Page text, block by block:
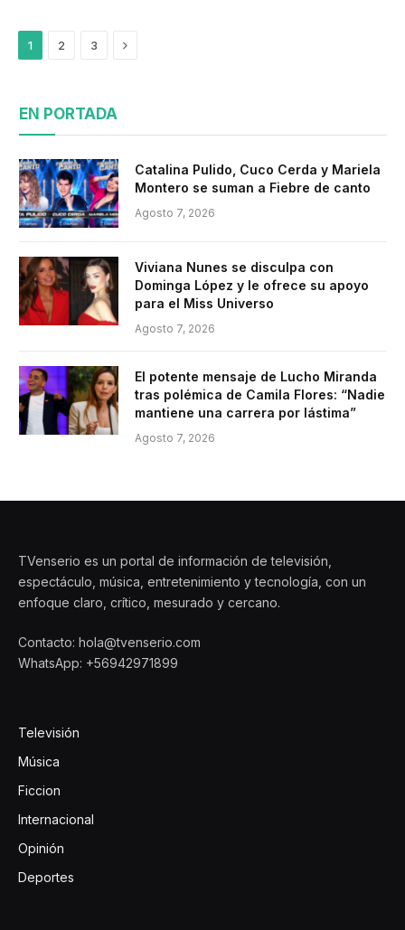
1 2 3 Siguiente
EN PORTADA
Catalina Pulido, Cuco Cerda y Mariela
Montero se suman a Fiebre de canto
Agosto 7, 2026
Viviana Nunes se disculpa con
Dominga López y le ofrece su apoyo
para el Miss Universo
Agosto 7, 2026
El potente mensaje de Lucho Miranda
tras polémica de Camila Flores: “Nadie
mantiene una carrera por lástima”
Agosto 7, 2026
TVenserio es un portal de información de televisión,
espectáculo, música, entretenimiento y tecnología, con un
enfoque claro, crítico, mesurado y cercano.
Contacto: hola@tvenserio.com
WhatsApp: +56942971899
Televisión
Música
Ficcion
Internacional
Opinión
Deportes